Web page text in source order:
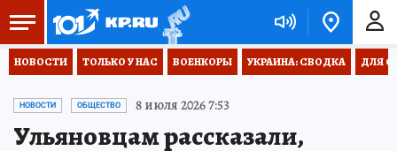
НОВОСТИ ТОЛЬКО У НАС ВОЕНКОРЫ УКРАИНА: СВОДКА ДЛЯ
НОВОСТИ ОБЩЕСТВО 8 июля 2026 7:53
Ульяновцам рассказали,